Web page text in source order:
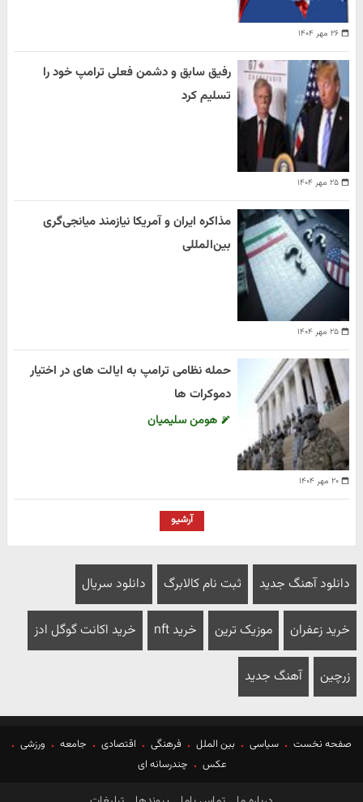
۲۶ مهر ۱۴۰۴
۲۵ مهر ۱۴۰۴
رفیق سابق و دشمن فعلی ترامپ خود را
تسلیم کرد
۲۵ مهر ۱۴۰۴
مذاکره ایران و آمریکا نیازمند میانجی‌گری
بین‌المللی
۲۰ مهر ۱۴۰۴
حمله نظامی ترامپ به ایالت های در اختیار
دموکرات ها
هومن سلیمیان
آرشیو
دانلود آهنگ جدید ثبت نام کالابرگ دانلود سریال
خرید زعفران موزیک ترین خرید nft خرید اکانت گوگل ادز
زرچین آهنگ جدید
صفحه نخست سیاسی بین الملل فرهنگی اقتصادی جامعه
ورزشی
عکس
چندرسانه ای